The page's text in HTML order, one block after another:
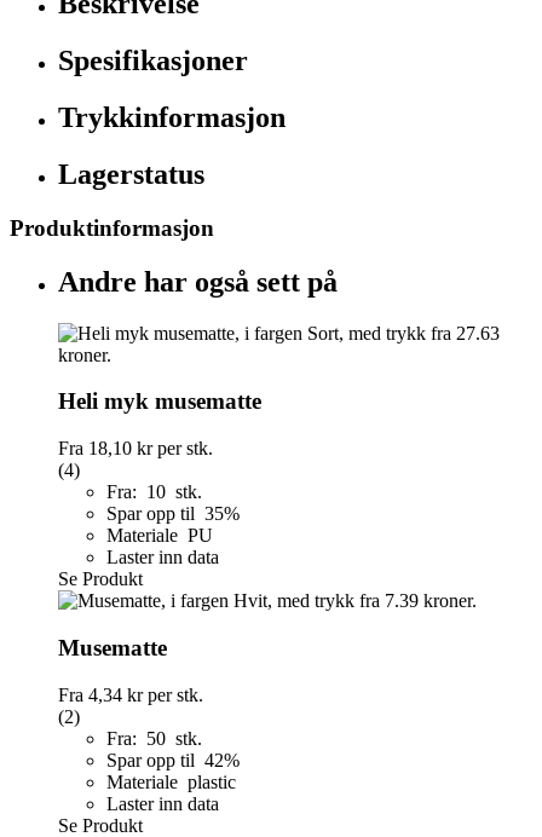
Spesifikasjoner
Trykkinformasjon
Lagerstatus
Produktinformasjon
Andre har også sett på
Heli myk musematte
Fra 18,10 krper stk.
(4)
Fra: 10 stk.
Spar opp til 35%
Materiale PU
Laster inn data
Se Produkt
Musematte
Fra 4,34 krper stk.
(2)
Fra: 50 stk.
Spar opp til 42%
Materiale plastic
Laster inn data
Se Produkt